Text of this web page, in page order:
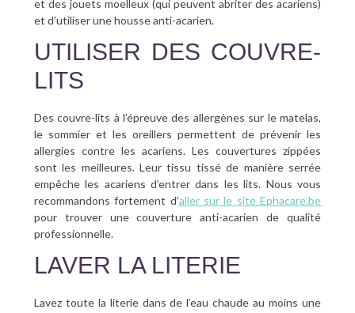
et des jouets moelleux (qui peuvent abriter des acariens)
et d’utiliser une housse anti-acarien.
UTILISER DES COUVRE-
LITS
Des couvre-lits à l’épreuve des allergènes sur le matelas,
le sommier et les oreillers permettent de prévenir les
allergies contre les acariens. Les couvertures zippées
sont les meilleures. Leur tissu tissé de manière serrée
empêche les acariens d’entrer dans les lits. Nous vous
recommandons fortement d’aller sur le site Ephacare.be
pour trouver une couverture anti-acarien de qualité
professionnelle.
LAVER LA LITERIE
Lavez toute la literie dans de l’eau chaude au moins une